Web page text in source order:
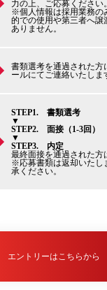
力の上、ご応募ください。
※個人情報は採用業務の
的での使用や第三者へ譲
ありません。
書類選考を通過された方
ールにてご連絡いたしま
STEP1. 書類選考
▼
STEP2. 面接（1-3回）
▼
STEP3. 内定
最終面接を通過された方
※応募書類は返却いたし
承ください。
エントリーはこちらから